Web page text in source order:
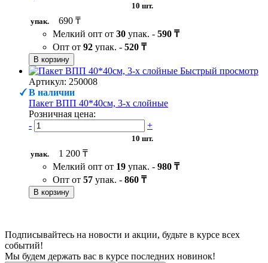
10 шт.
упак.
690 ₸
Мелкий опт от 30 упак. - 590 ₸
Опт от 92 упак. - 520 ₸
В корзину
Быстрый просмотр
Артикул: 250008
В наличии
Пакет ВПП 40*40см, 3-х слойные
Розничная цена:
-
+
10 шт.
упак.
1 200 ₸
Мелкий опт от 19 упак. - 980 ₸
Опт от 57 упак. - 860 ₸
В корзину
Подписывайтесь на новости и акции, будьте в курсе всех
событий!
Мы будем держать вас в курсе последних новинок!